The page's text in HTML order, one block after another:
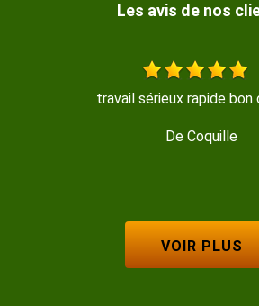
Les avis de nos
travail sérieux rapide
De Coquille
VOIR PLUS